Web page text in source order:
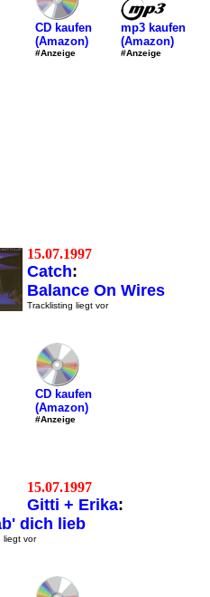
CD kaufen
(Amazon)
#Anzeige
mp3 kaufen
(Amazon)
#Anzeige
15.07.1997
Catch:
Balance On Wires
Tracklisting liegt vor
CD kaufen
(Amazon)
#Anzeige
15.07.1997
Gitti + Erika:
dich lieb
liegt vor